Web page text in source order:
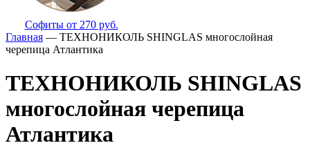
Софиты от 270 руб.
Главная — ТЕХНОНИКОЛЬ SHINGLAS многослойная
черепица Атлантика
ТЕХНОНИКОЛЬ SHINGLAS
многослойная черепица
Атлантика